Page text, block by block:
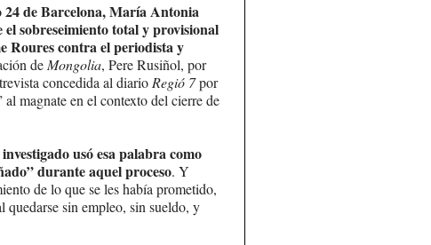
de Barcelona, María Antonia
el sobreseimiento total y provisional
Roures contra el periodista y
de Mongolia, Pere Rusiñol, por
concedida al diario Regió 7por
magnate en el contexto del cierre de
usó esa palabra como
durante aquel proceso. Y
de lo que se les había prometido,
quedarse sin empleo, sin sueldo, y